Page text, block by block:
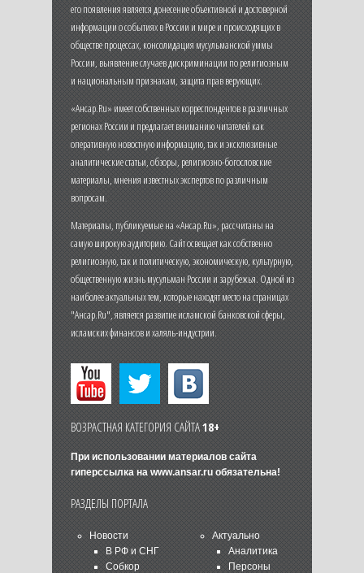
его появления является донесение объективной и достоверной
информации о событиях в России и мире и происходящих в
обществе процессах, консолидация мусульманской уммы
России, выявление случаев дискриминации по религиозным
и национальным признакам, защита прав верующих.
«Ансар.Ru» имеет собственных корреспондентов в различных
регионах России и предлагает вниманию читателей как
оперативную новостную информацию, так и эксклюзивные
аналитические статьи, обзоры, религиозно-богословские
материалы, мнения известных экспертов по различным
вопросам.
Материалы, публикуемые на «Ансар.Ru», рассчитаны на
самую широкую аудиторию. Сайт освещает как собственно
религиозную, так и политическую, экономическую, культурную,
общественную жизнь мусульман России и зарубежья. Одной из
наиболее актуальных тем, которые находят место на страницах
"Ансар.Ru", является развитие исламской банковской сферы,
исламских финансов и халяль-индустрии.
ВОЗРАСТНАЯ КАТЕГОРИЯ САЙТА18+
При использовании материалов сайта
гиперссылка на www.ansar.ruобязательна!
РАЗДЕЛЫ ПОРТАЛА
Новости
В РФ и СНГ
Собкор
Актуально
Аналитика
Персоны